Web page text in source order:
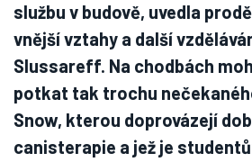
službu v budově, uvedla
vnější vztahy a další
Slussareff. Na chodbách
potkat tak trochu
Snow, kterou doprovázejí
canisterapie a jež je